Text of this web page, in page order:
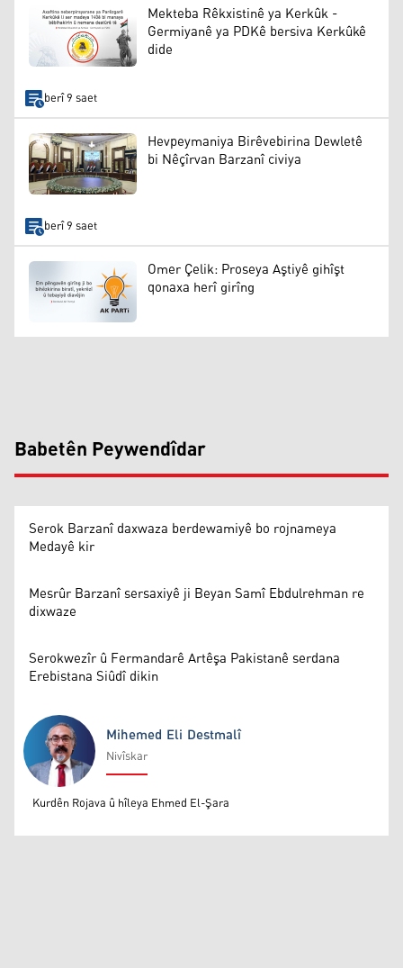
Mekteba Rêkxistinê ya Kerkûk -
Germiyanê ya PDKê bersiva Kerkûkê
dide
berî 9 saet
Hevpeymaniya Birêvebirina Dewletê
bi Nêçîrvan Barzanî civiya
berî 9 saet
Omer Çelik: Proseya Aştiyê gihîşt
qonaxa herî girîng
Babetên Peywendîdar
Serok Barzanî daxwaza berdewamiyê bo rojnameya
Medayê kir
Mesrûr Barzanî sersaxiyê ji Beyan Samî Ebdulrehman re
dixwaze
Serokwezîr û Fermandarê Artêşa Pakistanê serdana
Erebistana Siûdî dikin
Mihemed Eli Destmalî
Mihemed Eli Destmalî
Nivîskar
Kurdên Rojava û hîleya Ehmed El-Şara